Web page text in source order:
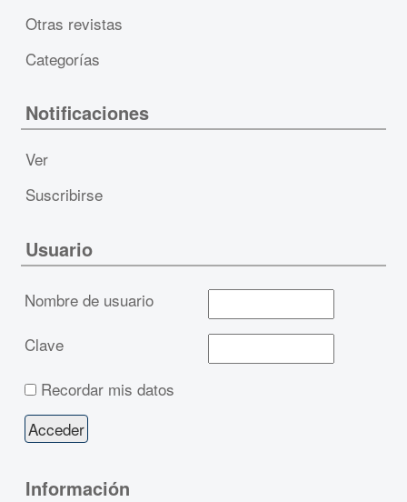
Otras revistas
Categorías
Notificaciones
Ver
Suscribirse
Usuario
Nombre de usuario
Clave
Recordar mis datos
Información